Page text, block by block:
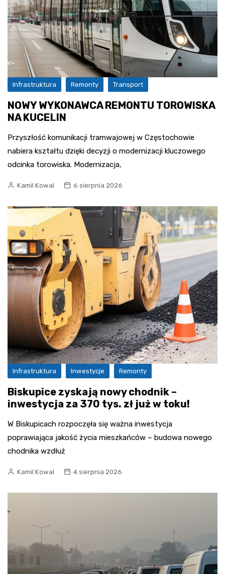
Infrastruktura Remonty Transport
NOWY WYKONAWCA REMONTU TOROWISKA
NA KUCELIN
Przyszłość komunikacji tramwajowej w Częstochowie
nabiera kształtu dzięki decyzji o modernizacji kluczowego
odcinka torowiska. Modernizacja,
Kamil Kowal 6 sierpnia 2026
Infrastruktura Inwestycje Remonty
Biskupice zyskają nowy chodnik –
inwestycja za 370 tys. zł już w toku!
W Biskupicach rozpoczęła się ważna inwestycja
poprawiająca jakość życia mieszkańców – budowa nowego
chodnika wzdłuż
Kamil Kowal 4 sierpnia 2026